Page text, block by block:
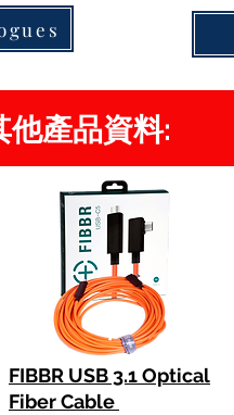
產品資料:
FIBBR USB 3.1 Optical
Fiber Cable